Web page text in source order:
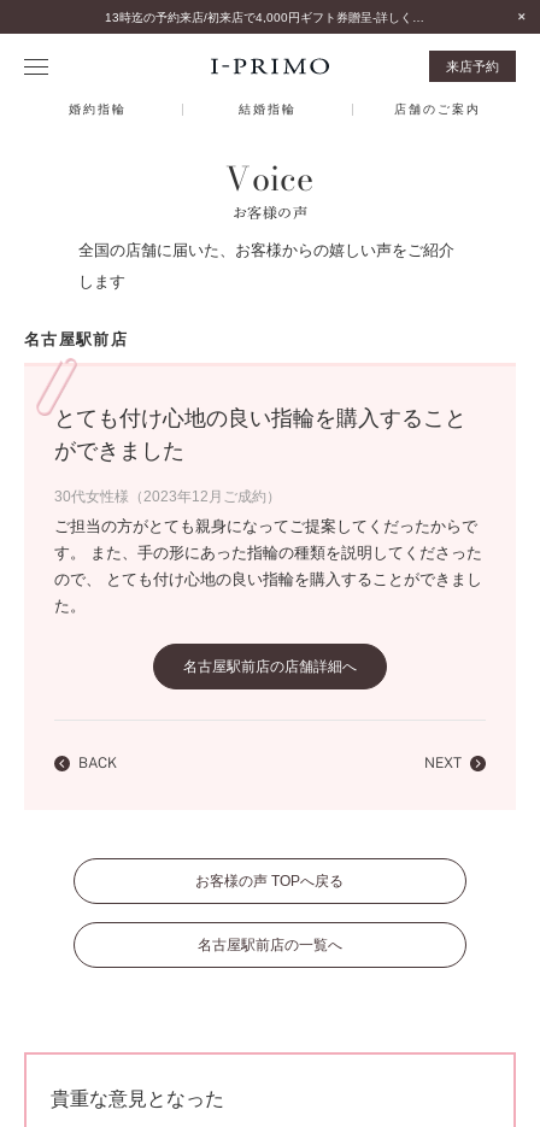
来店予約
婚約指輪 結婚指輪 店舗のご案内
Voice
お客様の声
全国の店舗に届いた、お客様からの嬉しい声をご紹介
します
名古屋駅前店
とても付け心地の良い指輪を購入すること
ができました
30代女性様（2023年12月ご成約）
ご担当の方がとても親身になってご提案してくだったからで
す。 また、手の形にあった指輪の種類を説明してくださった
ので、 とても付け心地の良い指輪を購入することができまし
た。
名古屋駅前店の店舗詳細へ
BACK NEXT
お客様の声 TOPへ戻る
名古屋駅前店の一覧へ
貴重な意見となった